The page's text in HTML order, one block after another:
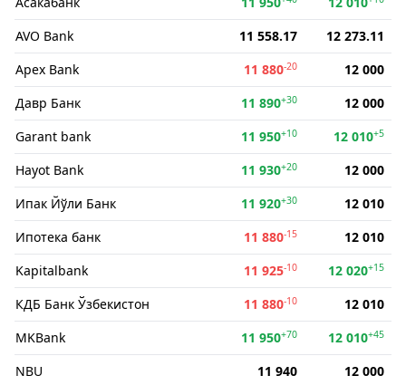
AVO Bank 11 558.17
12 273.11
Apex Bank
11 880-20
12 000
Давр Банк
11 890+30
12 000
Garant bank
11 950+10 12 010+5
Hayot Bank 11 930+20
12 000
Ипак Йўли Банк
11 920+30
12 010
Ипотека банк
11 880-15
12 010
Kapitalbank
11 925-10 12 020+15
КДБ Банк Ўзбекистон 11 880-10
12 010
MKBank
11 950+70 12 010+45
NBU 11 940
12 000